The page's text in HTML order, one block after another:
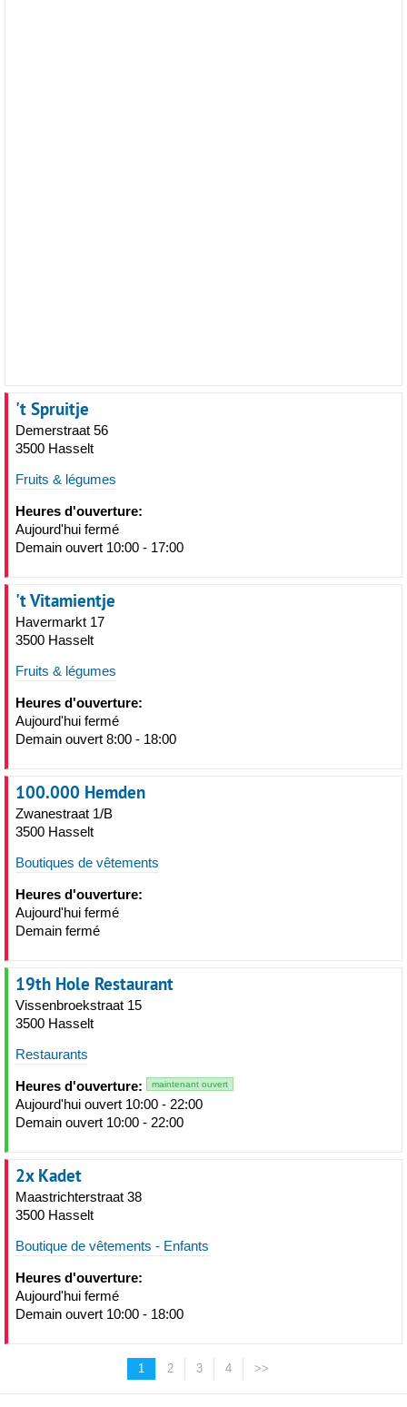
't Spruitje
Demerstraat 56
3500 Hasselt
Fruits & légumes
Heures d'ouverture:
Aujourd'hui fermé
Demain ouvert 10:00 - 17:00
't Vitamientje
Havermarkt 17
3500 Hasselt
Fruits & légumes
Heures d'ouverture:
Aujourd'hui fermé
Demain ouvert 8:00 - 18:00
100.000 Hemden
Zwanestraat 1/B
3500 Hasselt
Boutiques de vêtements
Heures d'ouverture:
Aujourd'hui fermé
Demain fermé
19th Hole Restaurant
Vissenbroekstraat 15
3500 Hasselt
Restaurants
Heures d'ouverture: maintenant ouvert
Aujourd'hui ouvert 10:00 - 22:00
Demain ouvert 10:00 - 22:00
2x Kadet
Maastrichterstraat 38
3500 Hasselt
Boutique de vêtements - Enfants
Heures d'ouverture:
Aujourd'hui fermé
Demain ouvert 10:00 - 18:00
1 2 3 4 >>